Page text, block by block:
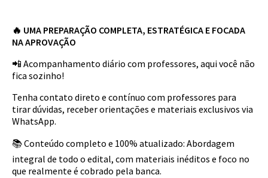
🔥 UMA PREPARAÇÃO COMPLETA, ESTRATÉGICA E FOCADA
NA APROVAÇÃO
📲 Acompanhamento diário com professores, aqui você não
fica sozinho!
Tenha contato direto e contínuo com professores para
tirar dúvidas, receber orientações e materiais exclusivos via
WhatsApp.
📚 Conteúdo completo e 100% atualizado: Abordagem
integral de todo o edital, com materiais inéditos e foco no
que realmente é cobrado pela banca.